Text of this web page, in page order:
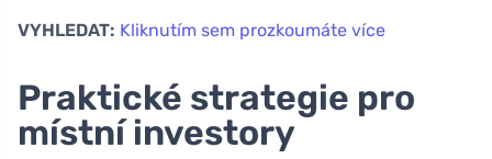
VYHLEDAT: Kliknutím sem prozkoumáte více
Praktické strategie pro
místní investory